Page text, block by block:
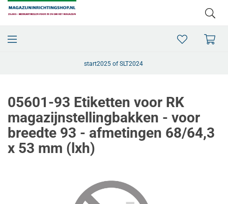
start2025 of SLT2024
05601-93 Etiketten voor RK
magazijnstellingbakken - voor
breedte 93 - afmetingen 68/64,3
x 53 mm (lxh)